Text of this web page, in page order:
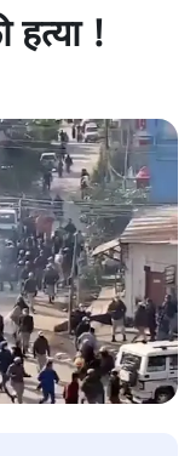
हत्या !